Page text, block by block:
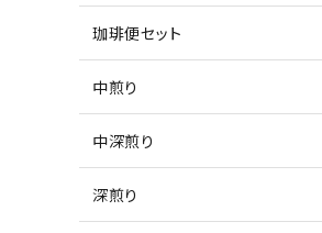
珈琲便セット
中煎り
中深煎り
深煎り